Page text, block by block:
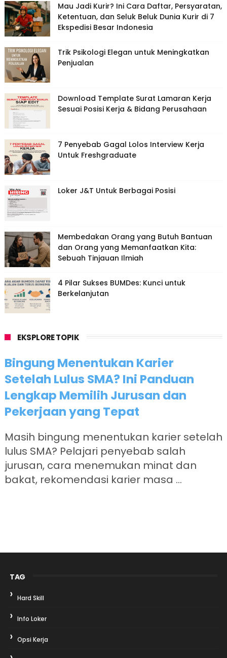
Mau Jadi Kurir? Ini Cara Daftar, Persyaratan,
Ketentuan, dan Seluk Beluk Dunia Kurir di 7
Ekspedisi Besar Indonesia
Trik Psikologi Elegan untuk Meningkatkan
Penjualan
Download Template Surat Lamaran Kerja
Sesuai Posisi Kerja & Bidang Perusahaan
7 Penyebab Gagal Lolos Interview Kerja
Untuk Freshgraduate
Loker J&T Untuk Berbagai Posisi
Membedakan Orang yang Butuh Bantuan
dan Orang yang Memanfaatkan Kita:
Sebuah Tinjauan Ilmiah
4 Pilar Sukses BUMDes: Kunci untuk
Berkelanjutan
EKSPLORE TOPIK
Bingung Menentukan Karier
Setelah Lulus SMA? Ini Panduan
Lengkap Memilih Jurusan dan
Pekerjaan yang Tepat
Masih bingung menentukan karier setelah
lulus SMA? Pelajari penyebab salah
jurusan, cara menemukan minat dan
bakat, rekomendasi karier masa ...
TAG
Hard Skill
Info Loker
Opsi Kerja